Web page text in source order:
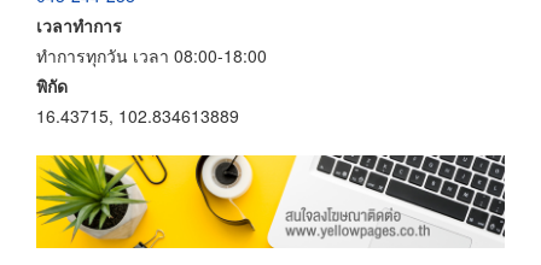
เวลาทำการ
ทำการทุกวัน เวลา 08:00-18:00
พิกัด
16.43715, 102.834613889